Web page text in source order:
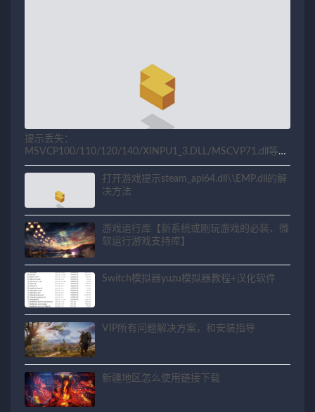
提示丢失：
MSVCP100/110/120/140/XINPU1_3.DLL/MSCVP71.dll等相
关问题解决方法
打开游戏提示steam_api64.dll\\EMP.dll的解
决方法
游戏运行库【新系统或刚玩游戏的必装、微
软运行游戏支持库】
Switch模拟器yuzu模拟器教程+汉化软件
VIP所有问题解决方案，和安装指导
新疆地区怎么使用链接下载